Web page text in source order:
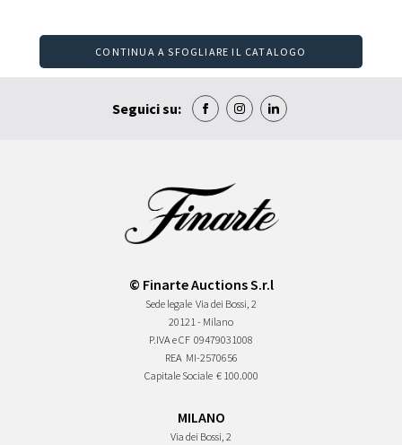
CONTINUA A SFOGLIARE IL CATALOGO
Seguici su:
© Finarte Auctions S.r.l
Sede legale Via dei Bossi, 2
20121 - Milano
P.IVA e CF 09479031008
REA MI-2570656
Capitale Sociale € 100.000
MILANO
Via dei Bossi, 2